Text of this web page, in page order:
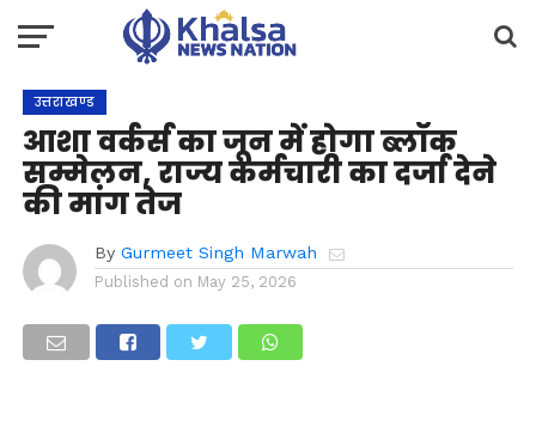
उत्तराखण्ड
आशा वर्कर्स का जून में होगा ब्लॉक
सम्मेलन, राज्य कर्मचारी का दर्जा देने
की मांग तेज
By Gurmeet Singh Marwah
Published on May 25, 2026